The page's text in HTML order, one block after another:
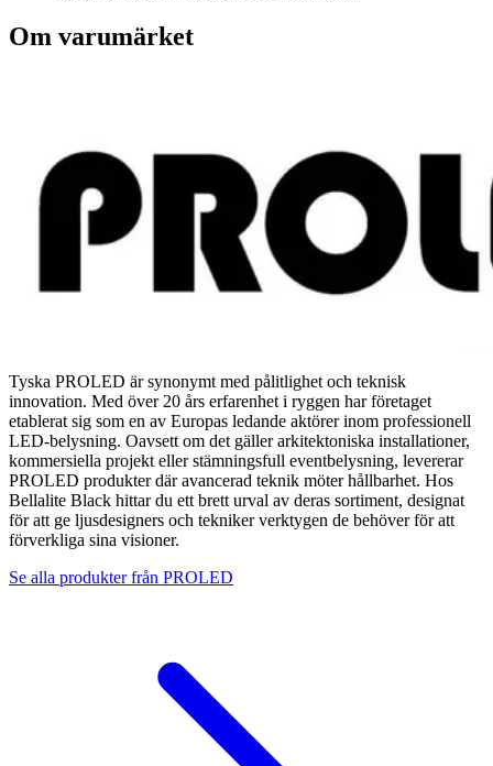
Om varumärket
Tyska PROLED är synonymt med pålitlighet och teknisk
innovation. Med över 20 års erfarenhet i ryggen har företaget
etablerat sig som en av Europas ledande aktörer inom professionell
LED-belysning. Oavsett om det gäller arkitektoniska installationer,
kommersiella projekt eller stämningsfull eventbelysning, levererar
PROLED produkter där avancerad teknik möter hållbarhet. Hos
Bellalite Black hittar du ett brett urval av deras sortiment, designat
för att ge ljusdesigners och tekniker verktygen de behöver för att
förverkliga sina visioner.
Se alla produkter från PROLED